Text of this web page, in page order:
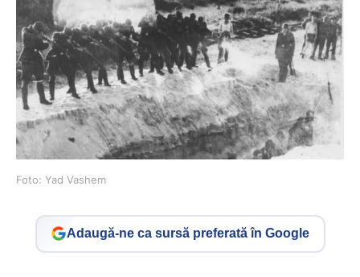
Foto: Yad Vashem
Adaugă-ne ca sursă preferată în Google